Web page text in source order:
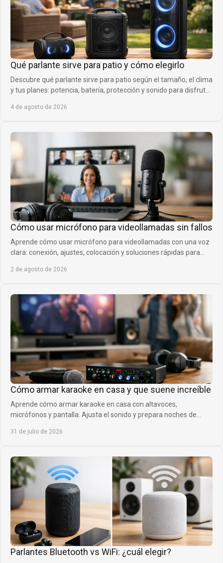
Qué parlante sirve para patio y cómo elegirlo
Descubre qué parlante sirve para patio según el tamaño, el clima
y tus planes: potencia, batería, protección y sonido para disfrutar
4 de agosto de 2026
Cómo usar micrófono para videollamadas sin fallos
Aprende cómo usar micrófono para videollamadas con una voz
clara: conexión, ajustes, colocación y soluciones rápidas para
2 de agosto de 2026
Cómo armar karaoke en casa y que suene increíble
Aprende cómo armar karaoke en casa con altavoces,
micrófonos y pantalla. Ajusta el sonido y prepara noches de
31 de julio de 2026
Parlantes Bluetooth vs WiFi: ¿cuál elegir?